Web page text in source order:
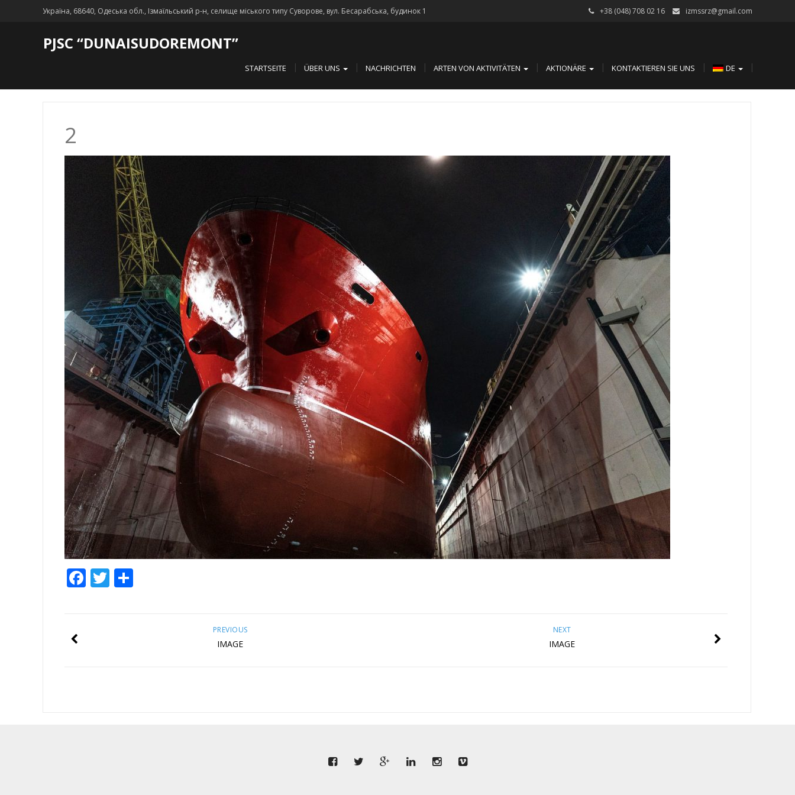
Україна, 68640, Одеська обл., Ізмаїльський р-н, селище міського типу Суворове, вул. Бесарабська, будинок 1 +38 (048) 708 02 16 izmssrz@gmail.com
PJSC “DUNAISUDOREMONT”
STARTSEITE ÜBER UNS NACHRICHTEN ARTEN VON AKTIVITÄTEN AKTIONÄRE KONTAKTIEREN SIE UNS DE
2
Facebook
Twitter
Empfehlen
NEXT
IMAGE
PREVIOUS
IMAGE